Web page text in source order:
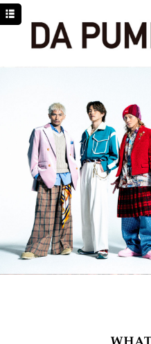
NEWS
PROFILE
MOVIE
LINE
YouTube
BLOG
Facebook
Twitter
DPC